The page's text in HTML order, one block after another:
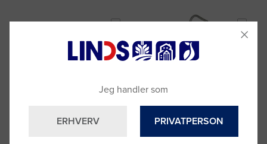
Hængevægt Ryom 0-25 kg
Jeg handler som
ERHVERV PRIVATPERSON